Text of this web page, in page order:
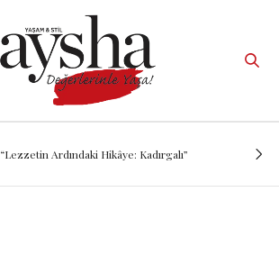
“Lezzetin Ardındaki Hikâye: Kadırgalı”